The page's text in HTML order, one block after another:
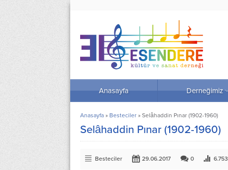
Anasayfa Derneğimiz
Anasayfa » Besteciler » Selâhaddin Pınar (1902-1960)
Selâhaddin Pınar (1902-1960)
Besteciler 29.06.2017 0 6.753